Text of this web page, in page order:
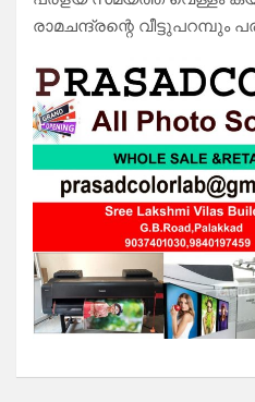
രാമചന്ദ്രന്റെ വീട്ടുപറമ്പും